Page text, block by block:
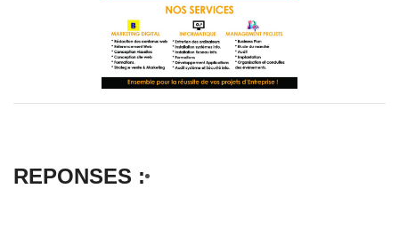
REPONSES :